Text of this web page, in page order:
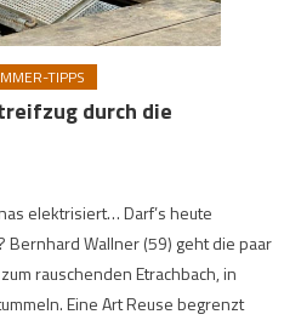
TIPPS
durch die
elektrisiert… Darf’s heute
Wallner (59) geht die paar
rauschenden Etrachbach, in
Eine Art Reuse begrenzt